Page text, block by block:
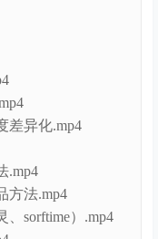
选品）.mp4
方法）.mp4
新】
类型、广告的类型
如何驱动，如何判